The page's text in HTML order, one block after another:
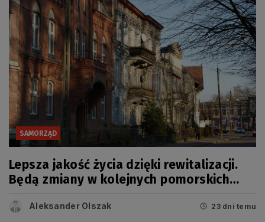
SAMORZĄD
Lepsza jakość życia dzięki rewitalizacji.
Będą zmiany w kolejnych pomorskich
Aleksander Olszak 23 dni temu